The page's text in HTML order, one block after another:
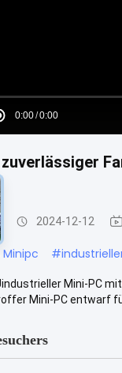
Mute
Time
0:00/0:00
2024-12-12
#
Mini-PC
Mini-PC entwarf